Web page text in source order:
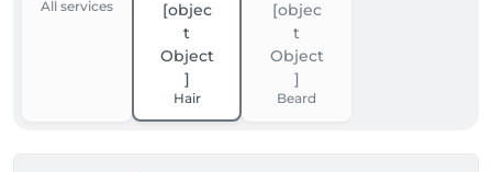
All services
Hair Beard